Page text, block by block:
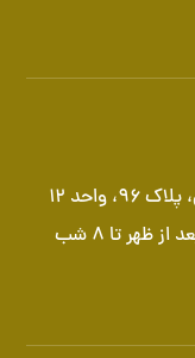
واحد ۱۲